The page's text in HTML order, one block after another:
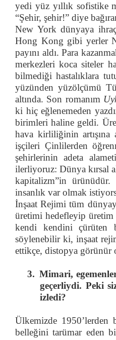
yedi yüz yıllık sofistike
“Şehir, şehir!” diye
New York dünyaya
Hong Kong gibi yerler
payını aldı. Para
merkezleri koca siteler
bilmediği hastalıklara
yüzünden yüzölçümü
altında. Son romanım
ki hiç eğlenemeden
birimleri haline geldi.
hava kirliliğinin artışına
işçileri Çinlilerden
şehirlerinin adeta
ilerliyoruz: Dünya kırsal
kapitalizm”in
insanlık var olmak
İnşaat Rejimi tüm
üretimi hedefleyip üretim
kendi kendini çürüten
söylenebilir ki, inşaat
ettikçe, distopya görünür
3. Mimari,
geçerliydi. Peki
izledi?
Ülkemizde
belleğini tarümar eden